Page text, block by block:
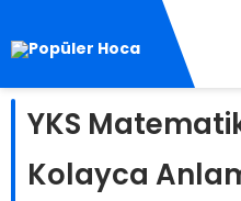
YKS
Kolayca